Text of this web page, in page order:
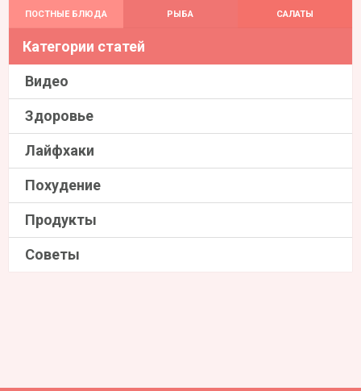
ПОСТНЫЕ БЛЮДА РЫБА САЛАТЫ
Категории статей
Видео
Здоровье
Лайфхаки
Похудение
Продукты
Советы